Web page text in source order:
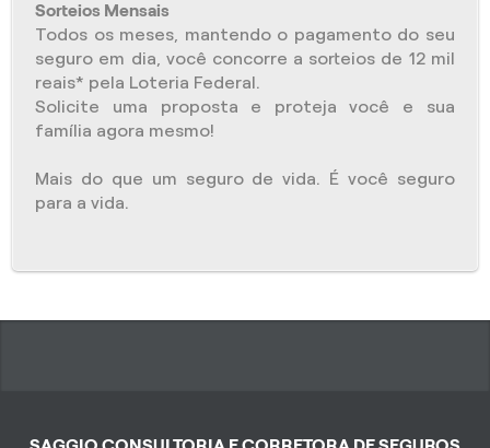
Sorteios Mensais
Todos os meses, mantendo o pagamento do seu
seguro em dia, você concorre a sorteios de 12 mil
reais* pela Loteria Federal.
Solicite uma proposta e proteja você e sua
família agora mesmo!
Mais do que um seguro de vida. É você seguro
para a vida.